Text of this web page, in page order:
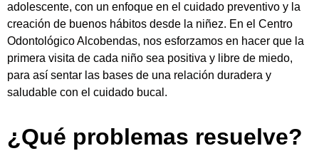
adolescente, con un enfoque en el cuidado preventivo y la
creación de buenos hábitos desde la niñez. En el Centro
Odontológico Alcobendas, nos esforzamos en hacer que la
primera visita de cada niño sea positiva y libre de miedo,
para así sentar las bases de una relación duradera y
saludable con el cuidado bucal.
¿Qué problemas resuelve?